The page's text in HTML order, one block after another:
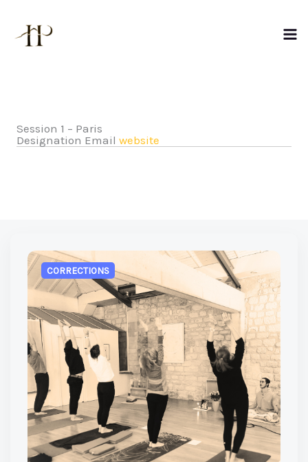
contenu
Session 1 – Paris
Designation Emailwebsite
CORRECTIONS